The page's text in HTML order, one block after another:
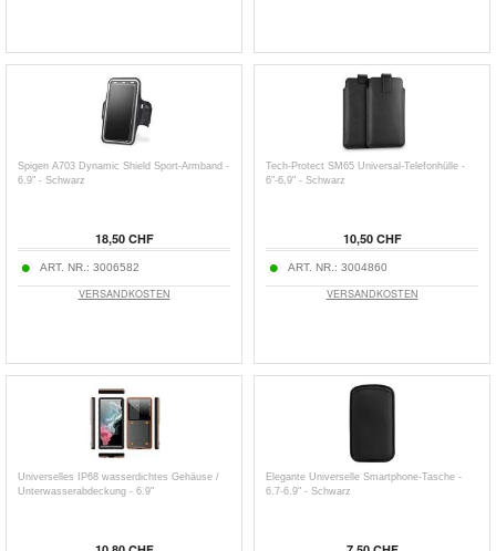
Spigen A703 Dynamic Shield Sport-Armband -
6.9" - Schwarz
18,50 CHF
ART. NR.: 3006582
VERSANDKOSTEN
Tech-Protect SM65 Universal-Telefonhülle -
6"-6,9" - Schwarz
10,50 CHF
ART. NR.: 3004860
VERSANDKOSTEN
Universelles IP68 wasserdichtes Gehäuse /
Unterwasserabdeckung - 6.9"
Elegante Universelle Smartphone-Tasche -
6.7-6.9" - Schwarz